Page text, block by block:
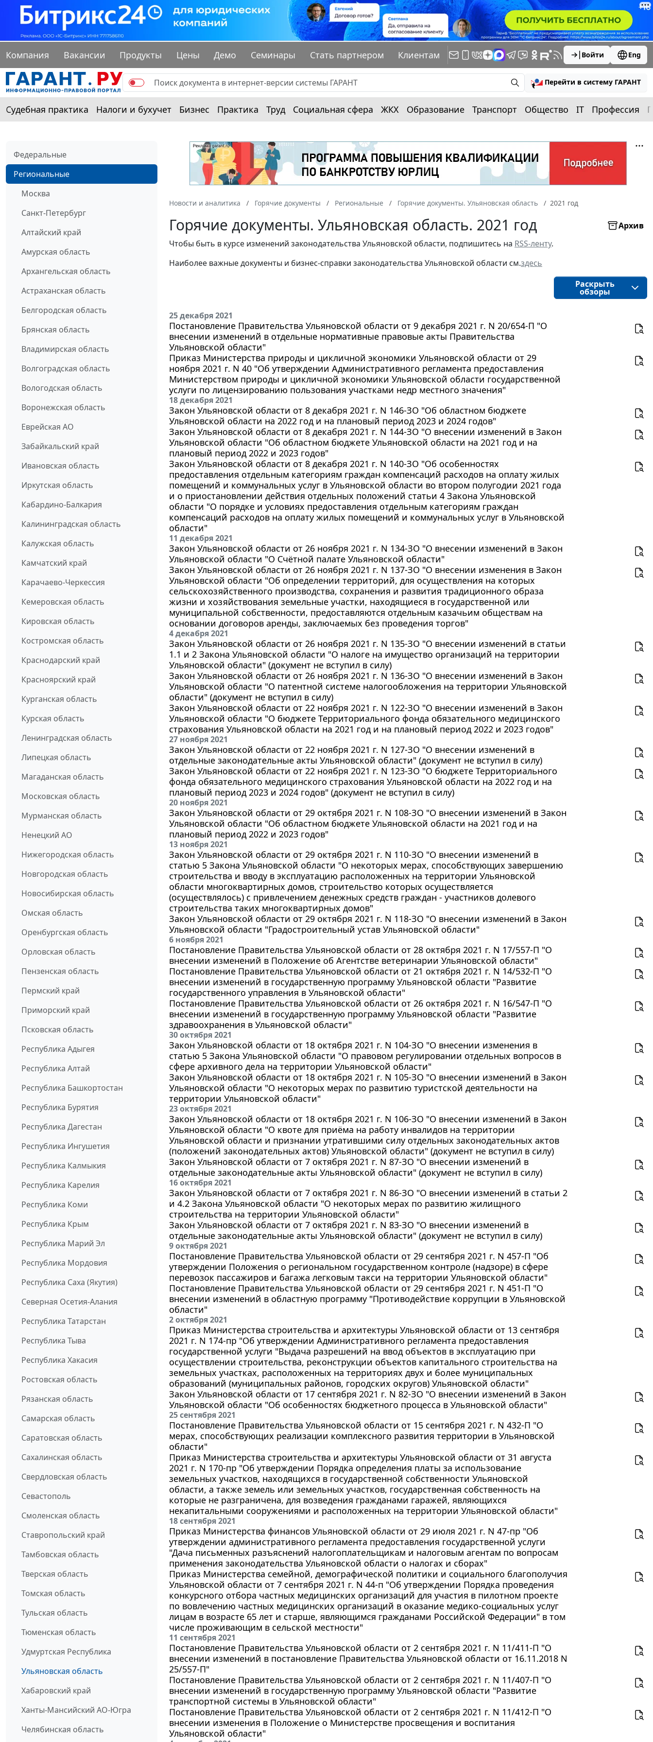
Компания Вакансии Продукты Цены Демо Семинары Стать партнером Клиентам Войти Eng
Перейти в систему ГАРАНТ
Судебная практика Налоги и бухучет Бизнес Практика Труд Социальная сфера ЖКХ Образование Транспорт Общество IT Профессия
Федеральные
Региональные
Москва
Санкт-Петербург
Алтайский край
Амурская область
Архангельская область
Астраханская область
Белгородская область
Брянская область
Владимирская область
Волгоградская область
Вологодская область
Воронежская область
Еврейская АО
Забайкальский край
Ивановская область
Иркутская область
Кабардино-Балкария
Калининградская область
Калужская область
Камчатский край
Карачаево-Черкессия
Кемеровская область
Кировская область
Костромская область
Краснодарский край
Красноярский край
Курганская область
Курская область
Ленинградская область
Липецкая область
Магаданская область
Московская область
Мурманская область
Ненецкий АО
Нижегородская область
Новгородская область
Новосибирская область
Омская область
Оренбургская область
Орловская область
Пензенская область
Пермский край
Приморский край
Псковская область
Республика Адыгея
Республика Алтай
Республика Башкортостан
Республика Бурятия
Республика Дагестан
Республика Ингушетия
Республика Калмыкия
Республика Карелия
Республика Коми
Республика Крым
Республика Марий Эл
Республика Мордовия
Республика Саха (Якутия)
Северная Осетия-Алания
Республика Татарстан
Республика Тыва
Республика Хакасия
Ростовская область
Рязанская область
Самарская область
Саратовская область
Сахалинская область
Свердловская область
Севастополь
Смоленская область
Ставропольский край
Тамбовская область
Тверская область
Томская область
Тульская область
Тюменская область
Удмуртская Республика
Ульяновская область
Хабаровский край
Ханты-Мансийский АО-Югра
Челябинская область
Новости и аналитика Горячие документы Региональные Горячие документы. Ульяновская область 2021 год
Горячие документы. Ульяновская область. 2021 год
Архив
Чтобы быть в курсе изменений законодательства Ульяновской области, подпишитесь на RSS-ленту.
Наиболее важные документы и бизнес-справки законодательства Ульяновской области см.здесь
Раскрыть
обзоры
25 декабря 2021
Постановление Правительства Ульяновской области от 9 декабря 2021 г. N 20/654-П "О
внесении изменений в отдельные нормативные правовые акты Правительства
Ульяновской области"
Приказ Министерства природы и цикличной экономики Ульяновской области от 29
ноября 2021 г. N 40 "Об утверждении Административного регламента предоставления
Министерством природы и цикличной экономики Ульяновской области государственной
услуги по лицензированию пользования участками недр местного значения"
18 декабря 2021
Закон Ульяновской области от 8 декабря 2021 г. N 146-ЗО "Об областном бюджете
Ульяновской области на 2022 год и на плановый период 2023 и 2024 годов"
Закон Ульяновской области от 8 декабря 2021 г. N 144-ЗО "О внесении изменений в Закон
Ульяновской области "Об областном бюджете Ульяновской области на 2021 год и на
плановый период 2022 и 2023 годов"
Закон Ульяновской области от 8 декабря 2021 г. N 140-ЗО "Об особенностях
предоставления отдельным категориям граждан компенсаций расходов на оплату жилых
помещений и коммунальных услуг в Ульяновской области во втором полугодии 2021 года
и о приостановлении действия отдельных положений статьи 4 Закона Ульяновской
области "О порядке и условиях предоставления отдельным категориям граждан
компенсаций расходов на оплату жилых помещений и коммунальных услуг в Ульяновской
области"
11 декабря 2021
Закон Ульяновской области от 26 ноября 2021 г. N 134-ЗО "О внесении изменений в Закон
Ульяновской области "О Счётной палате Ульяновской области"
Закон Ульяновской области от 26 ноября 2021 г. N 137-ЗО "О внесении изменения в Закон
Ульяновской области "Об определении территорий, для осуществления на которых
сельскохозяйственного производства, сохранения и развития традиционного образа
жизни и хозяйствования земельные участки, находящиеся в государственной или
муниципальной собственности, предоставляются отдельным казачьим обществам на
основании договоров аренды, заключаемых без проведения торгов"
4 декабря 2021
Закон Ульяновской области от 26 ноября 2021 г. N 135-ЗО "О внесении изменений в статьи
1.1 и 2 Закона Ульяновской области "О налоге на имущество организаций на территории
Ульяновской области" (документ не вступил в силу)
Закон Ульяновской области от 26 ноября 2021 г. N 136-ЗО "О внесении изменений в Закон
Ульяновской области "О патентной системе налогообложения на территории Ульяновской
области" (документ не вступил в силу)
Закон Ульяновской области от 22 ноября 2021 г. N 122-ЗО "О внесении изменений в Закон
Ульяновской области "О бюджете Территориального фонда обязательного медицинского
страхования Ульяновской области на 2021 год и на плановый период 2022 и 2023 годов"
27 ноября 2021
Закон Ульяновской области от 22 ноября 2021 г. N 127-ЗО "О внесении изменений в
отдельные законодательные акты Ульяновской области" (документ не вступил в силу)
Закон Ульяновской области от 22 ноября 2021 г. N 123-ЗО "О бюджете Территориального
фонда обязательного медицинского страхования Ульяновской области на 2022 год и на
плановый период 2023 и 2024 годов" (документ не вступил в силу)
20 ноября 2021
Закон Ульяновской области от 29 октября 2021 г. N 108-ЗО "О внесении изменений в Закон
Ульяновской области "Об областном бюджете Ульяновской области на 2021 год и на
плановый период 2022 и 2023 годов"
13 ноября 2021
Закон Ульяновской области от 29 октября 2021 г. N 110-ЗО "О внесении изменений в
статью 5 Закона Ульяновской области "О некоторых мерах, способствующих завершению
строительства и вводу в эксплуатацию расположенных на территории Ульяновской
области многоквартирных домов, строительство которых осуществляется
(осуществлялось) с привлечением денежных средств граждан - участников долевого
строительства таких многоквартирных домов"
Закон Ульяновской области от 29 октября 2021 г. N 118-ЗО "О внесении изменений в Закон
Ульяновской области "Градостроительный устав Ульяновской области"
6 ноября 2021
Постановление Правительства Ульяновской области от 28 октября 2021 г. N 17/557-П "О
внесении изменений в Положение об Агентстве ветеринарии Ульяновской области"
Постановление Правительства Ульяновской области от 21 октября 2021 г. N 14/532-П "О
внесении изменений в государственную программу Ульяновской области "Развитие
государственного управления в Ульяновской области"
Постановление Правительства Ульяновской области от 26 октября 2021 г. N 16/547-П "О
внесении изменений в государственную программу Ульяновской области "Развитие
здравоохранения в Ульяновской области"
30 октября 2021
Закон Ульяновской области от 18 октября 2021 г. N 104-ЗО "О внесении изменения в
статью 5 Закона Ульяновской области "О правовом регулировании отдельных вопросов в
сфере архивного дела на территории Ульяновской области"
Закон Ульяновской области от 18 октября 2021 г. N 105-ЗО "О внесении изменений в Закон
Ульяновской области "О некоторых мерах по развитию туристской деятельности на
территории Ульяновской области"
23 октября 2021
Закон Ульяновской области от 18 октября 2021 г. N 106-ЗО "О внесении изменений в Закон
Ульяновской области "О квоте для приёма на работу инвалидов на территории
Ульяновской области и признании утратившими силу отдельных законодательных актов
(положений законодательных актов) Ульяновской области" (документ не вступил в силу)
Закон Ульяновской области от 7 октября 2021 г. N 87-ЗО "О внесении изменений в
отдельные законодательные акты Ульяновской области" (документ не вступил в силу)
16 октября 2021
Закон Ульяновской области от 7 октября 2021 г. N 86-ЗО "О внесении изменений в статьи 2
и 4.2 Закона Ульяновской области "О некоторых мерах по развитию жилищного
строительства на территории Ульяновской области"
Закон Ульяновской области от 7 октября 2021 г. N 83-ЗО "О внесении изменений в
отдельные законодательные акты Ульяновской области" (документ не вступил в силу)
9 октября 2021
Постановление Правительства Ульяновской области от 29 сентября 2021 г. N 457-П "Об
утверждении Положения о региональном государственном контроле (надзоре) в сфере
перевозок пассажиров и багажа легковым такси на территории Ульяновской области"
Постановление Правительства Ульяновской области от 29 сентября 2021 г. N 451-П "О
внесении изменений в областную программу "Противодействие коррупции в Ульяновской
области"
2 октября 2021
Приказ Министерства строительства и архитектуры Ульяновской области от 13 сентября
2021 г. N 174-пр "Об утверждении Административного регламента предоставления
государственной услуги "Выдача разрешений на ввод объектов в эксплуатацию при
осуществлении строительства, реконструкции объектов капитального строительства на
земельных участках, расположенных на территориях двух и более муниципальных
образований (муниципальных районов, городских округов) Ульяновской области"
Закон Ульяновской области от 17 сентября 2021 г. N 82-ЗО "О внесении изменений в Закон
Ульяновской области "Об особенностях бюджетного процесса в Ульяновской области"
25 сентября 2021
Постановление Правительства Ульяновской области от 15 сентября 2021 г. N 432-П "О
мерах, способствующих реализации комплексного развития территории в Ульяновской
области"
Приказ Министерства строительства и архитектуры Ульяновской области от 31 августа
2021 г. N 170-пр "Об утверждении Порядка определения платы за использование
земельных участков, находящихся в государственной собственности Ульяновской
области, а также земель или земельных участков, государственная собственность на
которые не разграничена, для возведения гражданами гаражей, являющихся
некапитальными сооружениями и расположенных на территории Ульяновской области"
18 сентября 2021
Приказ Министерства финансов Ульяновской области от 29 июля 2021 г. N 47-пр "Об
утверждении административного регламента предоставления государственной услуги
"Дача письменных разъяснений налогоплательщикам и налоговым агентам по вопросам
применения законодательства Ульяновской области о налогах и сборах"
Приказ Министерства семейной, демографической политики и социального благополучия
Ульяновской области от 7 сентября 2021 г. N 44-п "Об утверждении Порядка проведения
конкурсного отбора частных медицинских организаций для участия в пилотном проекте
по вовлечению частных медицинских организаций в оказание медико-социальных услуг
лицам в возрасте 65 лет и старше, являющимся гражданами Российской Федерации" в том
числе проживающим в сельской местности"
11 сентября 2021
Постановление Правительства Ульяновской области от 2 сентября 2021 г. N 11/411-П "О
внесении изменений в постановление Правительства Ульяновской области от 16.11.2018 N
25/557-П"
Постановление Правительства Ульяновской области от 2 сентября 2021 г. N 11/407-П "О
внесении изменений в государственную программу Ульяновской области "Развитие
транспортной системы в Ульяновской области"
Постановление Правительства Ульяновской области от 2 сентября 2021 г. N 11/412-П "О
внесении изменения в Положение о Министерстве просвещения и воспитания
Ульяновской области"